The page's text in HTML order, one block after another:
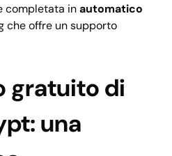
completata inautomatico
che offre un supporto
gratuito di
una